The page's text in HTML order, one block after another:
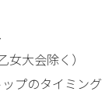
大会除く）
プのタイミン